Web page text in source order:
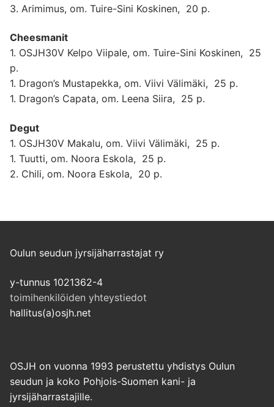
3. Arimimus, om. Tuire-Sini Koskinen, 20 p.
Cheesmanit
1. OSJH30V Kelpo Viipale, om. Tuire-Sini Koskinen, 25
p.
1. Dragon’s Mustapekka, om. Viivi Välimäki, 25 p.
1. Dragon’s Capata, om. Leena Siira, 25 p.
Degut
1. OSJH30V Makalu, om. Viivi Välimäki, 25 p.
1. Tuutti, om. Noora Eskola, 25 p.
2. Chili, om. Noora Eskola, 20 p.
Oulun seudun jyrsijäharrastajat ry
y-tunnus 1021362-4
toimihenkilöiden yhteystiedot
hallitus(a)osjh.net
OSJH on vuonna 1993 perustettu yhdistys Oulun
seudun ja koko Pohjois-Suomen kani- ja
jyrsijäharrastajille.